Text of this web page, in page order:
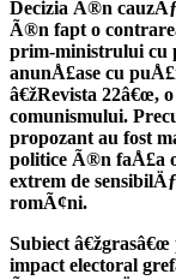
Decizia Ã®n
Ã®n fapt o
prim-ministrului cu
anunÅ£ase cu
â€žRevista 22â€œ,
comunismului.
propozant au fost
politice Ã®n faÅ£a
extrem de
romÃ¢ni.
Subiect
impact electoral